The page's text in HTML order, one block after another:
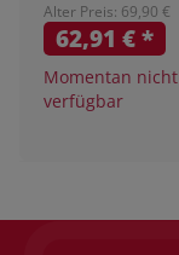
Alter Preis: 69,90 €
62,91 €*
Momentan nicht
verfügbar